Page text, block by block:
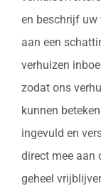
en beschrijf uw
aan een
verhuizen
zodat ons
kunnen
ingevuld en
direct mee aan
geheel